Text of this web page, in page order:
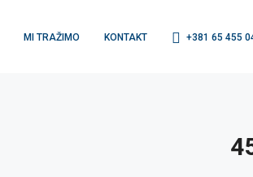
MI TRAŽIMO KONTAKT +381 65 455